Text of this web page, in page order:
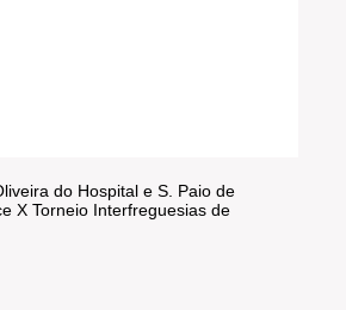
do Hospital e S. Paio de
X Torneio Interfreguesias de